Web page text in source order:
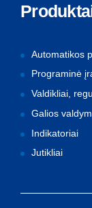
Automatikos
Programinė
Valdikliai,
Galios
Indikatoriai
Jutikliai